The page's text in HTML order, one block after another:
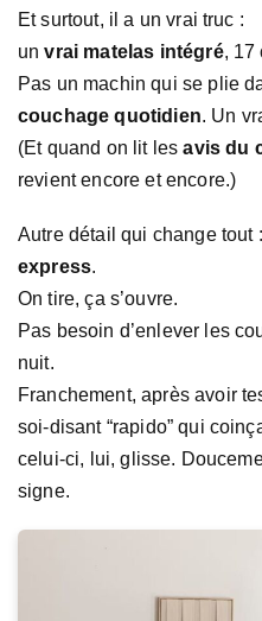
Et surtout, il a un vrai truc :
unvrai matelas intégré, 17
Pas un machin qui se plie
couchage quotidien. Un
(Et quand on lit lesavis du
revient encore et encore.)
Autre détail qui change tout
express.
On tire, ça s’ouvre.
Pas besoin d’enlever les
nuit.
Franchement, après avoir
soi-disant “rapido” qui
celui-ci, lui, glisse.
signe.